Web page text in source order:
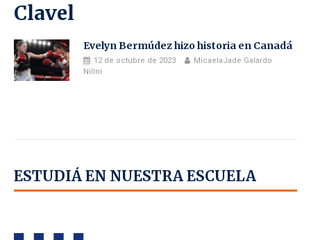
Clavel
Evelyn Bermúdez hizo historia en Canadá
12 de octubre de 2023
MicaelaJade Galardo
Nillni
ESTUDIÁ EN NUESTRA ESCUELA